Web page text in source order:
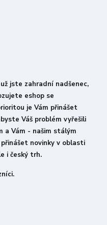
jste zahradní nadšenec,
eshop se
je Vám přinášet
Váš problém vyřešili
a Vám - našim stálým
novinky v oblasti
i český trh.